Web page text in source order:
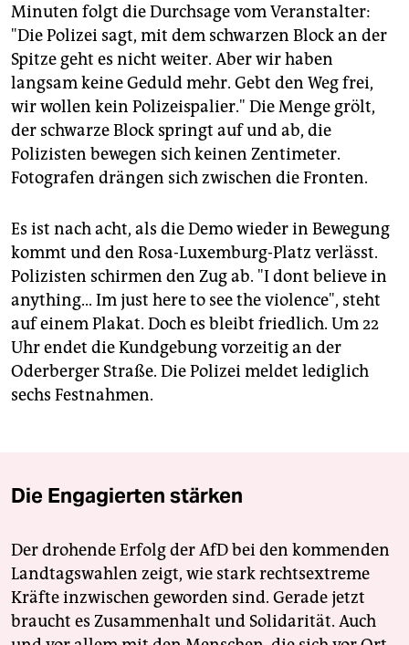
Minuten folgt die Durchsage vom Veranstalter:
"Die Polizei sagt, mit dem schwarzen Block an der
Spitze geht es nicht weiter. Aber wir haben
langsam keine Geduld mehr. Gebt den Weg frei,
wir wollen kein Polizeispalier." Die Menge grölt,
der schwarze Block springt auf und ab, die
Polizisten bewegen sich keinen Zentimeter.
Fotografen drängen sich zwischen die Fronten.
Es ist nach acht, als die Demo wieder in Bewegung
kommt und den Rosa-Luxemburg-Platz verlässt.
Polizisten schirmen den Zug ab. "I dont believe in
anything... Im just here to see the violence", steht
auf einem Plakat. Doch es bleibt friedlich. Um 22
Uhr endet die Kundgebung vorzeitig an der
Oderberger Straße. Die Polizei meldet lediglich
sechs Festnahmen.
Die Engagierten stärken
Der drohende Erfolg der AfD bei den kommenden
Landtagswahlen zeigt, wie stark rechtsextreme
Kräfte inzwischen geworden sind. Gerade jetzt
braucht es Zusammenhalt und Solidarität. Auch